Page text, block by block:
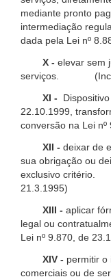
mediante pronto
intermediação
dada pela Lei nº
X - elevar sem
serviços.
XI -
22.10.1999,
conversão na Lei
XII - deixar de
sua obrigação ou
exclusivo critério.
21.3.1995)
XIII - aplicar
legal ou
Lei nº 9.870, de
XIV - permitir o
comerciais ou de